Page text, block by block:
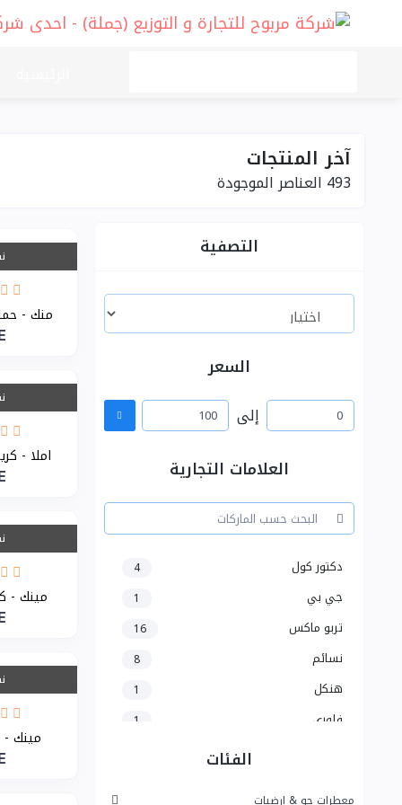
آخر المنتجات
493 العناصر الموجودة
التصفية
السعر
إلى
العلامات التجارية
دكتور كول 4
جي بي 1
تربو ماكس 16
نسائم 8
هنكل 1
فلوري 1
الفئات
معطرات جو & ارضيات
منك - حمام
املا -
مينك -
مينك -